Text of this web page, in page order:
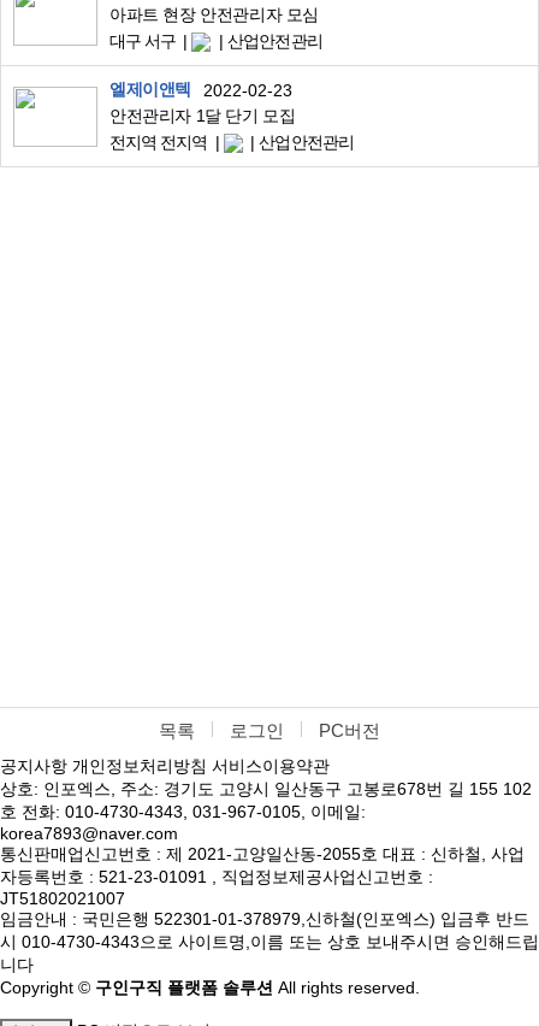
아파트 현장 안전관리자 모심
대구 서구
산업안전관리
엘제이앤텍
2022-02-23
안전관리자 1달 단기 모집
전지역 전지역
산업안전관리
목록 로그인 PC버전
공지사항 개인정보처리방침 서비스이용약관
상호: 인포엑스, 주소: 경기도 고양시 일산동구 고봉로678번 길 155 102
호 전화: 010-4730-4343, 031-967-0105, 이메일:
korea7893@naver.com
통신판매업신고번호 : 제 2021-고양일산동-2055호 대표 : 신하철, 사업
자등록번호 : 521-23-01091 , 직업정보제공사업신고번호 :
JT51802021007
임금안내 : 국민은행 522301-01-378979,신하철(인포엑스) 입금후 반드
시 010-4730-4343으로 사이트명,이름 또는 상호 보내주시면 승인해드립
니다
Copyright © 구인구직 플랫폼 솔루션 All rights reserved.